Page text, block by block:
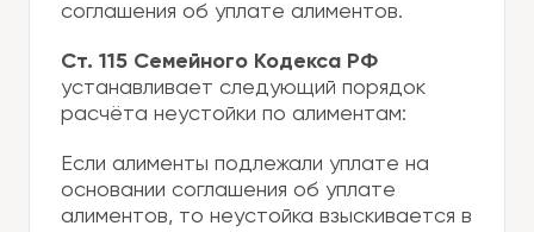
соглашения об уплате алиментов.
Ст. 115 Семейного Кодекса РФ
устанавливает следующий порядок
расчёта неустойки по алиментам:
Если алименты подлежали уплате на
основании соглашения об уплате
алиментов, то неустойка взыскивается в